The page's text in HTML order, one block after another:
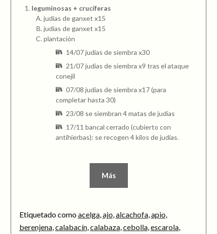
leguminosas + crucíferas
judías de ganxet x15
judías de ganxet x15
plantación
14/07 judías de siembra x30
21/07 judías de siembra x9 tras el ataque
conejil
07/08 judías de siembra x17 (para
completar hasta 30)
23/08 se siembran 4 matas de judías
17/11 bancal cerrado (cubierto con
antihierbas): se recogen 4 kilos de judías.
Más
Etiquetado comoacelga,ajo,alcachofa,apio,
berenjena,calabacín,calabaza,cebolla,escarola,